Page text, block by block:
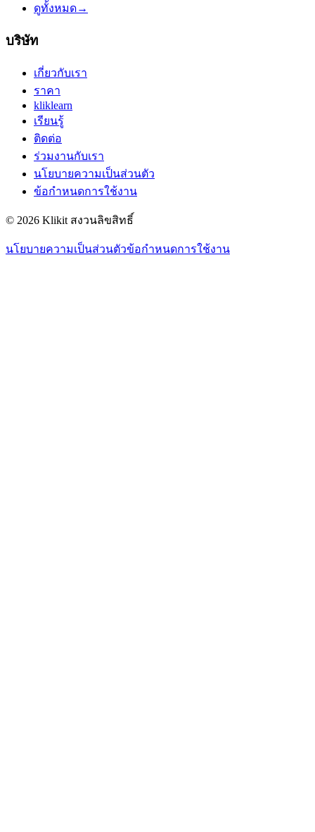
ดูทั้งหมด→
บริษัท
เกี่ยวกับเรา
ราคา
kliklearn
เรียนรู้
ติดต่อ
ร่วมงานกับเรา
นโยบายความเป็นส่วนตัว
ข้อกำหนดการใช้งาน
© 2026 Klikit สงวนลิขสิทธิ์
นโยบายความเป็นส่วนตัวข้อกำหนดการใช้งาน